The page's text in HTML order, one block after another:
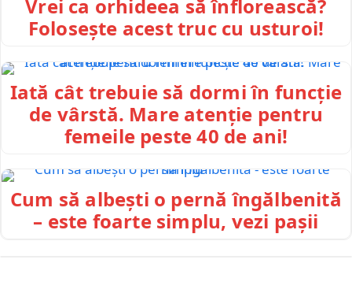
Vrei ca orhideea să înflorească?
Folosește acest truc cu usturoi!
Iată cât trebuie să dormi în funcție
de vârstă. Mare atenție pentru
femeile peste 40 de ani!
Cum să albești o pernă îngălbenită
– este foarte simplu, vezi pașii